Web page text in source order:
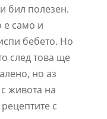
бил полезен.
е само и
бебето. Но
след това ще
но аз
живота на
с